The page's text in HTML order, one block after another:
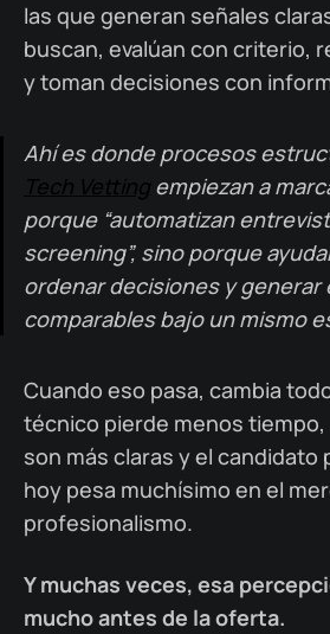
las que generan señales
buscan, evalúan con criterio,
y toman decisiones con
Ahí es donde procesos
Tech Vetting empiezan a
porque “automatizan
screening”, sino porque
ordenar decisiones y generar
comparables bajo un mismo
Cuando eso pasa, cambia
técnico pierde menos
son más claras y el candidato
hoy pesa muchísimo en el
profesionalismo.
Y muchas veces, esa
mucho antes de la oferta.